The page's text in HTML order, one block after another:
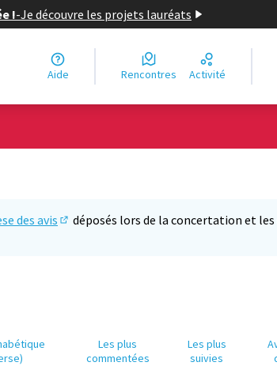
!-Je découvre les projets lauréats
Aide Rencontres Activité
des avis
(S'ouvre dans un nouvel onglet)
déposés lors de la concertation et
Les plus
commentées
Les plus
suivies